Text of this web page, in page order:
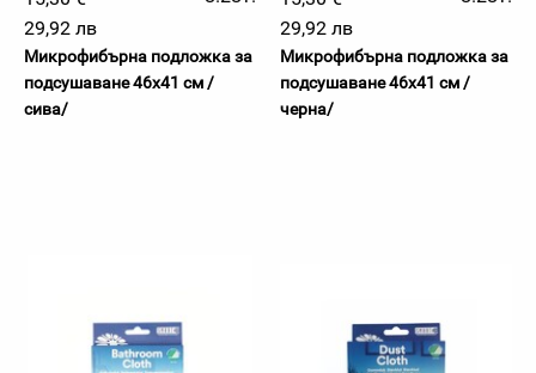
29,92 лв
Микрофибърна подложка за
подсушаване 46х41 см /
сива/
29,92 лв
Микрофибърна подложка за
подсушаване 46х41 см /
черна/